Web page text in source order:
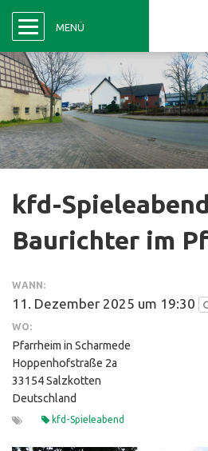
MenüMENÜ
kfd-
Baurichter im
WANN:
11. Dezember 2025 um 19:30
WO:
Pfarrheim in Scharmede
Hoppenhofstraße 2a
33154 Salzkotten
Deutschland
kfd-Spieleabend